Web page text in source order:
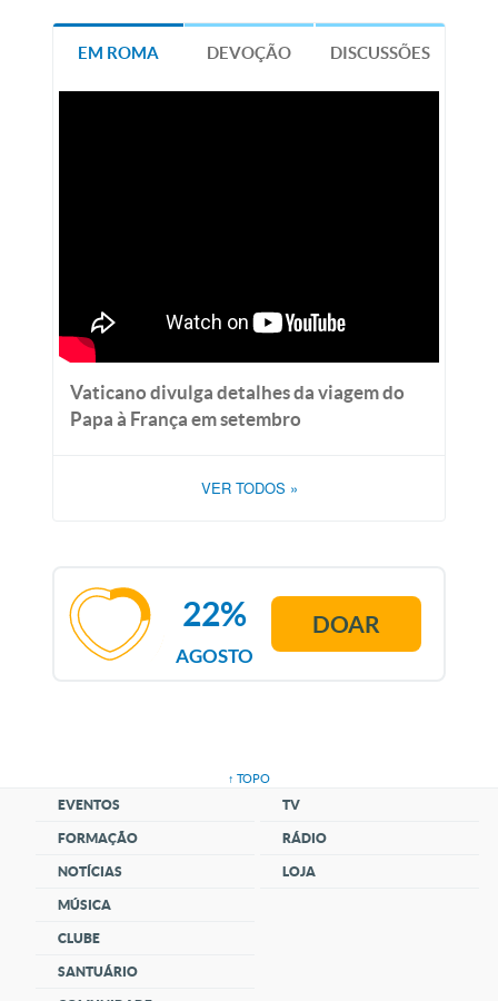
EM ROMA DEVOÇÃO DISCUSSÕES
Vaticano divulga detalhes da viagem do
Papa à França em setembro
VER TODOS »
AGOSTO
22% DOAR
↑ TOPO
EVENTOS
FORMAÇÃO
NOTÍCIAS
MÚSICA
CLUBE
SANTUÁRIO
TV
RÁDIO
LOJA